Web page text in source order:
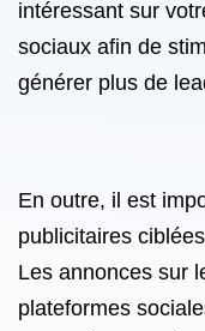
intéressant sur
sociaux afin de
générer plus de
En outre, il est
publicitaires
Les annonces sur
plateformes